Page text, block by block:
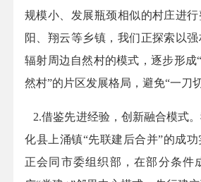
规模小、发展瓶颈相似的村庄进
阳、翔云等乡镇，我们正探索以
辐射周边自然村的模式，逐步形成“
然村”的片区发展格局，避免“一刀
2.借鉴先进经验，创新融合模式
化县上涌镇“先联建后合并”的成
正会同市委组织部，在部分条件